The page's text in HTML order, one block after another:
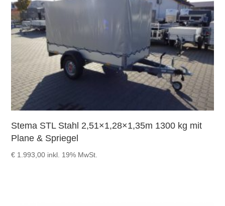
Stema STL Stahl 2,51×1,28×1,35m 1300 kg mit
Plane & Spriegel
€ 1.993,00 inkl. 19% MwSt.